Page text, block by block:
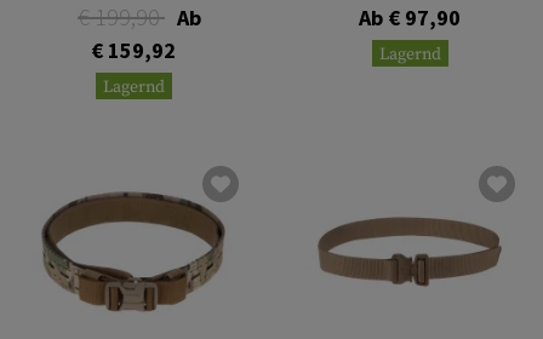
€ 199,90 Ab
€ 159,92
Lagernd
Ab € 97,90
Lagernd